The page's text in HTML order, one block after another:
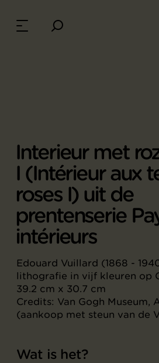
Interieur met
I (Intérieur aux
roses I) uit de
prentenserie
intérieurs
Edouard Vuillard (1868 -
lithografie in vijf kleuren op
39.2 cm x 30.7 cm
Credits: Van Gogh Museum,
(aankoop met steun van de
Wat is het?